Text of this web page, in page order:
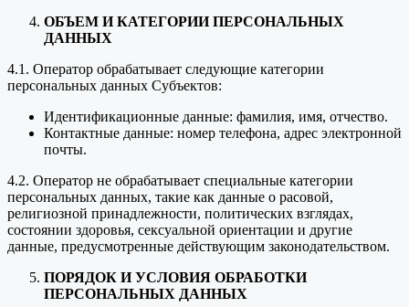
ОБЪЕМ И КАТЕГОРИИ ПЕРСОНАЛЬНЫХ
ДАННЫХ
4.1. Оператор обрабатывает следующие категории
персональных данных Субъектов:
Идентификационные данные: фамилия, имя, отчество.
Контактные данные: номер телефона, адрес электронной
почты.
4.2. Оператор не обрабатывает специальные категории
персональных данных, такие как данные о расовой,
религиозной принадлежности, политических взглядах,
состоянии здоровья, сексуальной ориентации и другие
данные, предусмотренные действующим законодательством.
ПОРЯДОК И УСЛОВИЯ ОБРАБОТКИ
ПЕРСОНАЛЬНЫХ ДАННЫХ